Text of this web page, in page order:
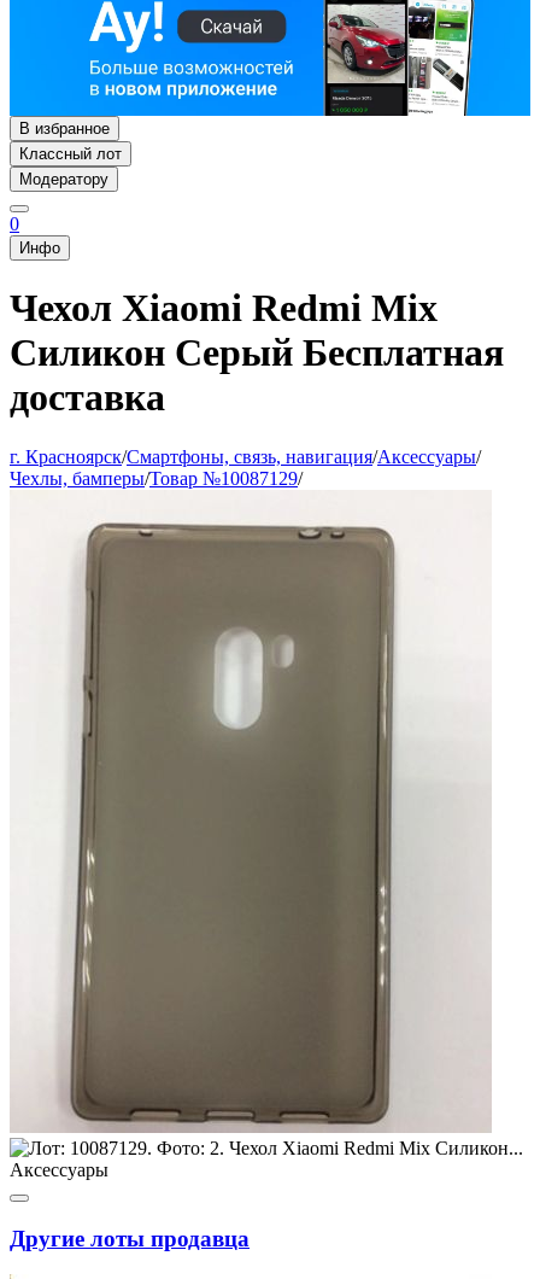
В избранное
Классный лот
Модератору
0
Инфо
Чехол Xiaomi Redmi Mix
Силикон Серый Бесплатная
доставка
г. Красноярск/Смартфоны, связь, навигация/Аксессуары/
Чехлы, бамперы/Товар №10087129/
Другие лоты продавца